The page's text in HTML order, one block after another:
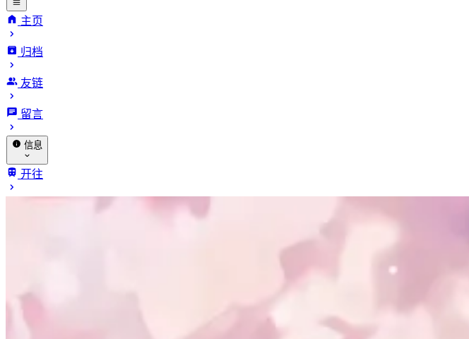
主页
归档
友链
留言
信息
关于我
开往